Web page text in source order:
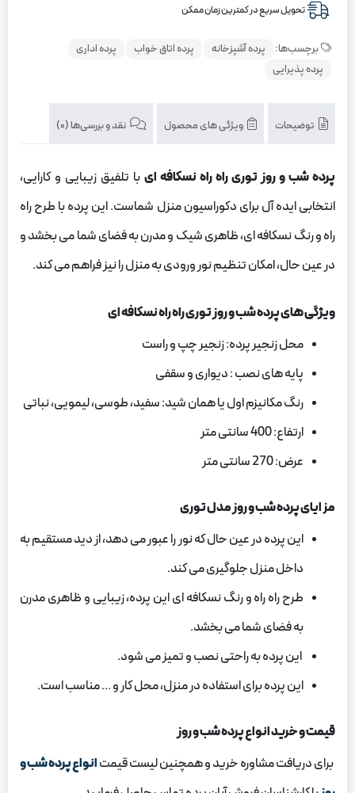
تحویل سریع در کمترین زمان ممکن
برچسب‌ها: پرده آشپزخانه پرده اتاق خواب
پرده اداری
پرده پذیرایی
توضیحات ویژگی های محصول نقد و بررسی‌ها (0)
پرده شب و روز توری راه راه نسکافه ای با تلفیق زیبایی و کارایی،
انتخابی ایده‌ آل برای دکوراسیون منزل شماست. این پرده با طرح راه
راه و رنگ نسکافه ای، ظاهری شیک و مدرن به فضای شما می‌ بخشد و
در عین حال، امکان تنظیم نور ورودی به منزل را نیز فراهم می‌ کند.
ویژگی های پرده شب و روز توری راه راه نسکافه ای
محل زنجیر پرده: زنجیر چپ و راست
پایه های نصب : دیواری و سقفی
رنگ مکانیزم اول یا همان شید: سفید، طوسی، لیمویی، نباتی
ارتفاع: 400 سانتی متر
عرض: 270 سانتی متر
مزایایپرده شب و روز مدل توری
این پرده در عین حال که نور را عبور می‌ دهد، از دید مستقیم به
داخل منزل جلوگیری می‌ کند.
طرح راه راه و رنگ نسکافه ای این پرده، زیبایی و ظاهری مدرن
به فضای شما می‌ بخشد.
این پرده به راحتی نصب و تمیز می‌ شود.
این پرده برای استفاده در منزل، محل کار و … مناسب است.
قیمت و خرید انواع پرده شب و روز
برای دریافت مشاوره خرید و همچنین لیست قیمتانواع پرده شب و